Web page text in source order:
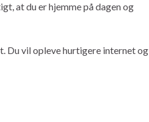
at du er hjemme på dagen og
Du vil opleve hurtigere internet og